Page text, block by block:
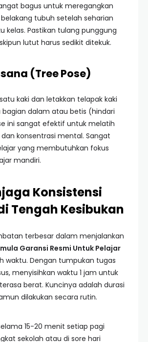
bagus untuk meregangkan
tubuh setelah seharian
kelas. Pastikan tulang punggung
lutut harus sedikit ditekuk.
(Tree Pose)
kaki dan letakkan telapak kaki
bagian dalam atau betis (hindari
ini sangat efektif untuk melatih
konsentrasi mental. Sangat
yang membutuhkan fokus
mandiri.
Konsistensi
Tengah Kesibukan
terbesar dalam menjalankan
Garansi Resmi Untuk Pelajar
waktu. Dengan tumpukan tugas
menyisihkan waktu 1 jam untuk
berat. Kuncinya adalah durasi
dilakukan secara rutin.
15-20 menit setiap pagi
sekolah atau di sore hari